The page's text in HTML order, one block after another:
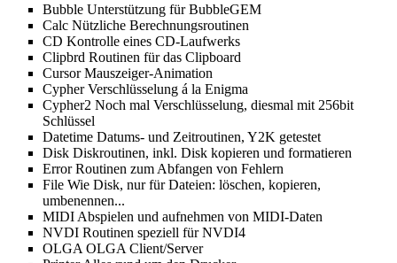
Bubble Unterstützung für BubbleGEM
Calc Nützliche Berechnungsroutinen
CD Kontrolle eines CD-Laufwerks
Clipbrd Routinen für das Clipboard
Cursor Mauszeiger-Animation
Cypher Verschlüsselung á la Enigma
Cypher2 Noch mal Verschlüsselung, diesmal mit 256bit
Schlüssel
Datetime Datums- und Zeitroutinen, Y2K getestet
Disk Diskroutinen, inkl. Disk kopieren und formatieren
Error Routinen zum Abfangen von Fehlern
File Wie Disk, nur für Dateien: löschen, kopieren,
umbenennen...
MIDI Abspielen und aufnehmen von MIDI-Daten
NVDI Routinen speziell für NVDI4
OLGA OLGA Client/Server